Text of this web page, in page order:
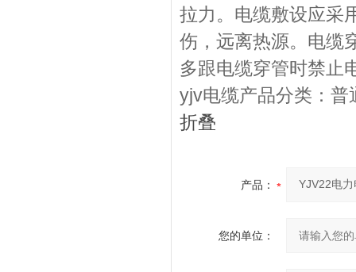
拉力。电缆敷设应采
伤，远离热源。电缆
多跟电缆穿管时禁止
yjv电缆产品分类：普
折叠
产品：
您的单位：